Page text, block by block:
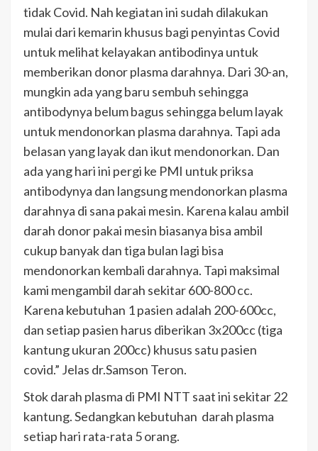
tidak Covid. Nah kegiatan ini sudah dilakukan
mulai dari kemarin khusus bagi penyintas Covid
untuk melihat kelayakan antibodinya untuk
memberikan donor plasma darahnya. Dari 30-an,
mungkin ada yang baru sembuh sehingga
antibodynya belum bagus sehingga belum layak
untuk mendonorkan plasma darahnya. Tapi ada
belasan yang layak dan ikut mendonorkan. Dan
ada yang hari ini pergi ke PMI untuk priksa
antibodynya dan langsung mendonorkan plasma
darahnya di sana pakai mesin. Karena kalau ambil
darah donor pakai mesin biasanya bisa ambil
cukup banyak dan tiga bulan lagi bisa
mendonorkan kembali darahnya. Tapi maksimal
kami mengambil darah sekitar 600-800 cc.
Karena kebutuhan 1 pasien adalah 200-600cc,
dan setiap pasien harus diberikan 3x200cc (tiga
kantung ukuran 200cc) khusus satu pasien
covid.” Jelas dr.Samson Teron.
Stok darah plasma di PMI NTT saat ini sekitar 22
kantung. Sedangkan kebutuhan darah plasma
setiap hari rata-rata 5 orang.